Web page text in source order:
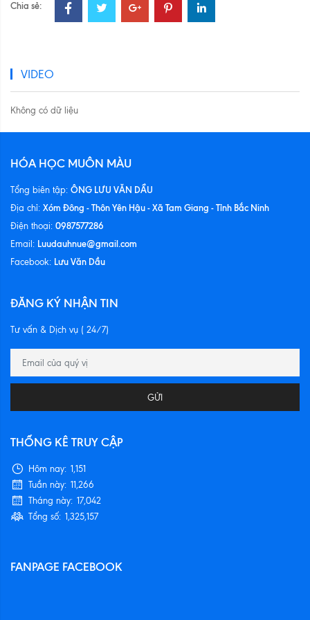
Chia sẻ:
VIDEO
Không có dữ liệu
HÓA HỌC MUÔN MÀU
Tổng biên tập: ÔNG LƯU VĂN DẦU
Địa chỉ: Xóm Đông - Thôn Yên Hậu - Xã Tam Giang - Tỉnh Bắc Ninh
Điện thoại: 0987577286
Email: Luudauhnue@gmail.com
Facebook: Lưu Văn Dầu
ĐĂNG KÝ NHẬN TIN
Tư vấn & Dịch vụ ( 24/7)
GỬI
THỐNG KÊ TRUY CẬP
Hôm nay: 1,151
Tuần này: 11,266
Tháng này: 17,042
Tổng số: 1,325,157
FANPAGE FACEBOOK